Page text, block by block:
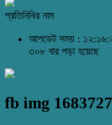
প্রতিনিধির নাম
আপডেট সময় :
৩০৮ বার পড়া হয়েছে
fb img